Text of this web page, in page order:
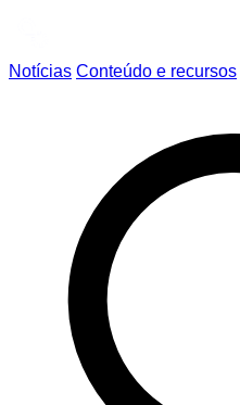
Notícias Conteúdo e recursos